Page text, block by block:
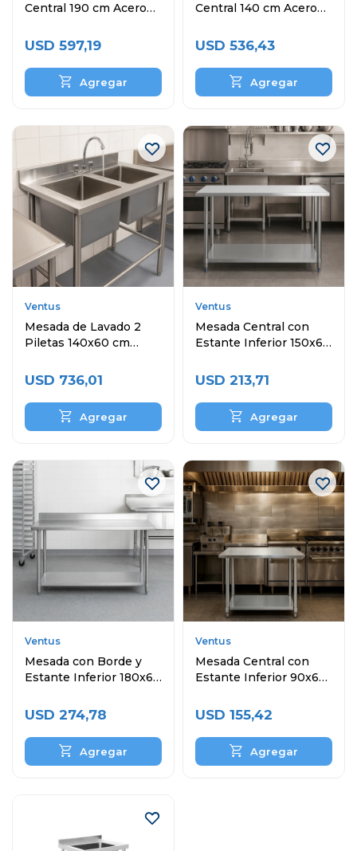
Central 190 cm Acero
USD 597,19
Central 140 cm Acero
USD 536,43
Ventus
Mesada de Lavado 2
Piletas 140x60 cm
USD 736,01
Ventus
Mesada Central con
Estante Inferior 150x60
USD 213,71
Ventus
Mesada con Borde y
Estante Inferior 180x60
USD 274,78
Ventus
Mesada Central con
Estante Inferior 90x60
USD 155,42